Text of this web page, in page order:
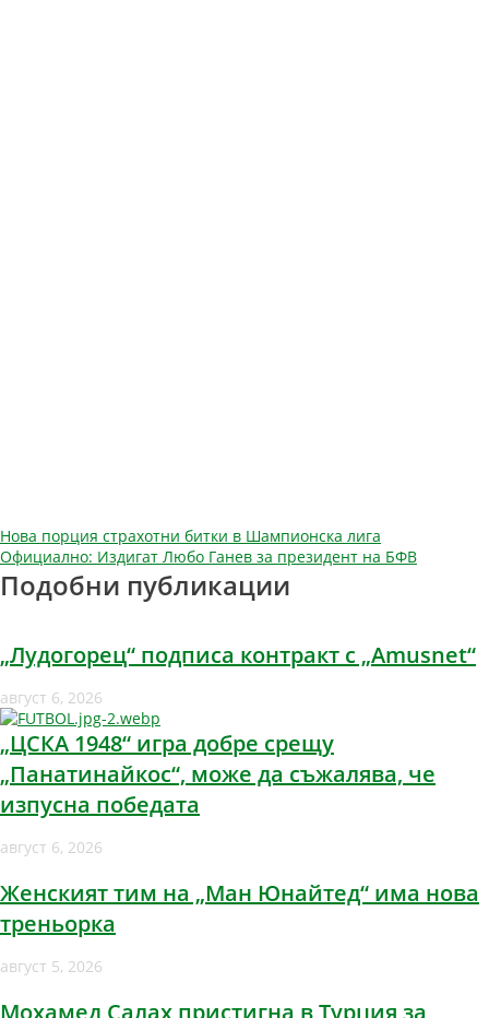
Навигация
Нова порция страхотни битки в Шампионска лига
Официално: Издигат Любо Ганев за президент на БФВ
Подобни публикации
„Лудогорец“ подписа контракт с „Amusnet“
август 6, 2026
„ЦСКА 1948“ игра добре срещу
„Панатинайкос“, може да съжалява, че
изпусна победата
август 6, 2026
Женският тим на „Ман Юнайтед“ има нова
треньорка
август 5, 2026
Мохамед Салах пристигна в Турция за